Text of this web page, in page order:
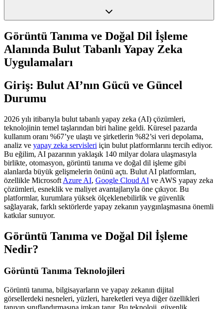
Görüntü Tanıma ve Doğal Dil İşleme
Alanında Bulut Tabanlı Yapay Zeka
Uygulamaları
Giriş: Bulut AI’nın Gücü ve Güncel
Durumu
2026 yılı itibarıyla bulut tabanlı yapay zeka (AI) çözümleri,
teknolojinin temel taşlarından biri haline geldi. Küresel pazarda
kullanım oranı %67’ye ulaştı ve şirketlerin %82’si veri depolama,
analiz ve yapay zeka servisleri için bulut platformlarını tercih ediyor.
Bu eğilim, AI pazarının yaklaşık 140 milyar dolara ulaşmasıyla
birlikte, otomasyon, görüntü tanıma ve doğal dil işleme gibi
alanlarda büyük gelişmelerin önünü açtı. Bulut AI platformları,
özellikle Microsoft Azure AI, Google Cloud AI ve AWS yapay zeka
çözümleri, esneklik ve maliyet avantajlarıyla öne çıkıyor. Bu
platformlar, kurumlara yüksek ölçeklenebilirlik ve güvenlik
sağlayarak, farklı sektörlerde yapay zekanın yaygınlaşmasına önemli
katkılar sunuyor.
Görüntü Tanıma ve Doğal Dil İşleme
Nedir?
Görüntü Tanıma Teknolojileri
Görüntü tanıma, bilgisayarların ve yapay zekanın dijital
görsellerdeki nesneleri, yüzleri, hareketleri veya diğer özellikleri
tanıyıp sınıflandırmasına imkan tanır. Bu teknoloji, güvenlik